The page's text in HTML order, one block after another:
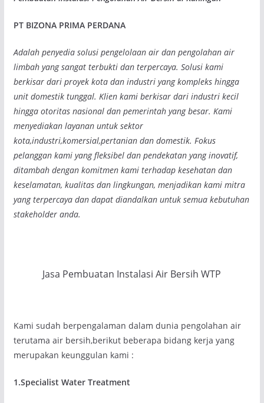
PT BIZONA PRIMA PERDANA
Adalah penyedia solusi pengelolaan air dan pengolahan air
limbah yang sangat terbukti dan terpercaya. Solusi kami
berkisar dari proyek kota dan industri yang kompleks hingga
unit domestik tunggal. Klien kami berkisar dari industri kecil
hingga otoritas nasional dan pemerintah yang besar. Kami
menyediakan layanan untuk sektor
kota,industri,komersial,pertanian dan domestik. Fokus
pelanggan kami yang fleksibel dan pendekatan yang inovatif,
ditambah dengan komitmen kami terhadap kesehatan dan
keselamatan, kualitas dan lingkungan, menjadikan kami mitra
yang terpercaya dan dapat diandalkan untuk semua kebutuhan
stakeholder anda.
Jasa Pembuatan Instalasi Air Bersih WTP
Kami sudah berpengalaman dalam dunia pengolahan air
terutama air bersih,berikut beberapa bidang kerja yang
merupakan keunggulan kami :
1.Specialist Water Treatment